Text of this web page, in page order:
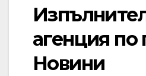
агенция по
Новини